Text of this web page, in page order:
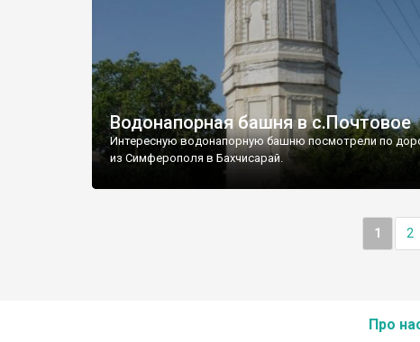
Водонапорная башня в с.Почтовое
Интересную водонапорную башню посмотрели по
из Симферополя в Бахчисарай.
1 2
Про